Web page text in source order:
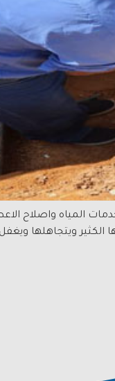
فحص كافة خدمات
ويتجاهلها ويغفل